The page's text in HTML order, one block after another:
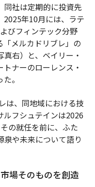
同社は定期的に投資先
2025年10月には、ラテ
びフィンテック分野
メルカドリブレ」の
右）と、ベイリー・
ナーのローレンス・
。
は、同地域における技
ルフシュテインは2026
の就任を前に、ふた
泉や未来について語り
場そのものを創造